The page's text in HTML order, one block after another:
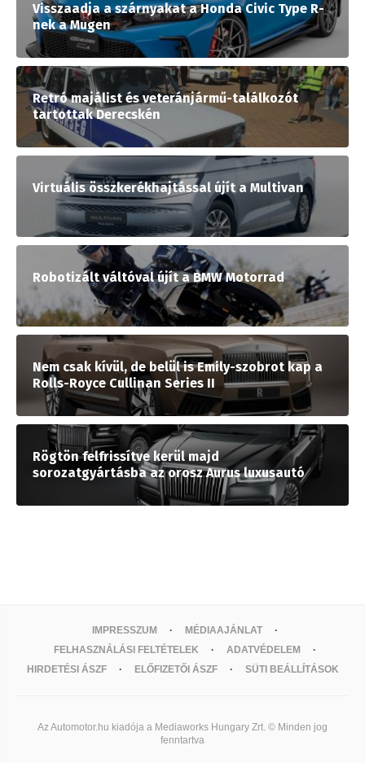
Visszaadja a szárnyakat a Honda Civic Type R-
nek a Mugen
Retró majálist és veteránjármű-találkozót
tartottak Derecskén
Virtuális összkerékhajtással újít a Multivan
Robotizált váltóval újít a BMW Motorrad
Nem csak kívül, de belül is Emily-szobrot kap a
Rolls-Royce Cullinan Series II
Rögtön felfrissítve kerül majd
sorozatgyártásba az orosz Aurus luxusautó
IMPRESSZUM
MÉDIAAJÁNLAT
FELHASZNÁLÁSI FELTÉTELEK
ADATVÉDELEM
HIRDETÉSI ÁSZF
ELŐFIZETŐI ÁSZF SÜTI BEÁLLÍTÁSOK
Az Automotor.hu kiadója a Mediaworks Hungary Zrt. © Minden jog
fenntartva